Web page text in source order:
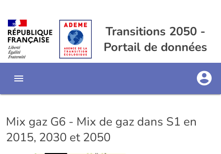
Transitions 2050 -
Portail de données
Mix gaz G6 - Mix de gaz dans S1 en
2015, 2030 et 2050